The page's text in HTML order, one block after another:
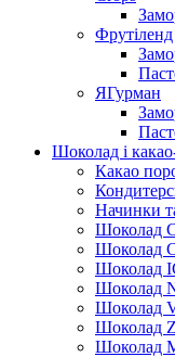
Фрутіленд
ЯГурман
Шоколад і
Какао
Начинки
Шоколад
Шоколад
Шоколад
Шоколад
Шоколад
Шоколад
Шоколад